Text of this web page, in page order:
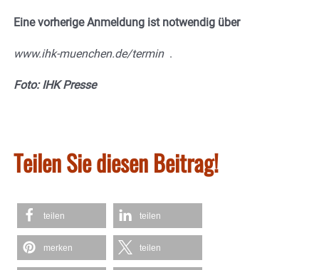
Eine vorherige Anmeldung ist notwendig über
www.ihk-muenchen.de/termin .
Foto: IHK Presse
Teilen Sie diesen Beitrag!
teilen teilen
merken teilen